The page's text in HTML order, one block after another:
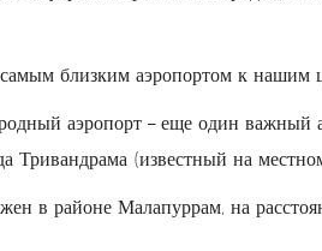
близким аэропортом к нашим
аэропорт – еще один
Тривандрама (известный на
в районе Малапуррам, на